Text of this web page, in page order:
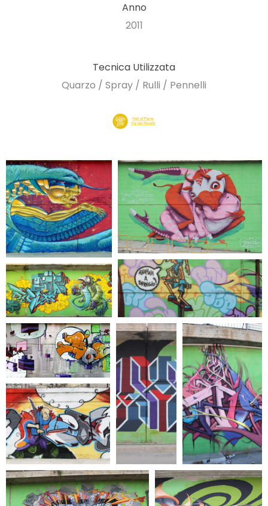
Anno
2011
Tecnica Utilizzata
Quarzo / Spray / Rulli / Pennelli​​